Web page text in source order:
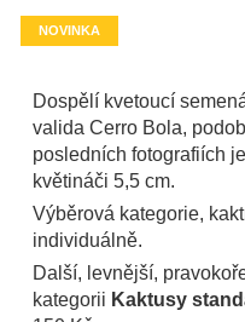
NOVINKA
Dospělí kvetoucí
valida Cerro Bola,
posledních fotografiích
květináči 5,5 cm.
Výběrová kategorie,
individuálně.
Další, levnější,
kategorii Kaktusy